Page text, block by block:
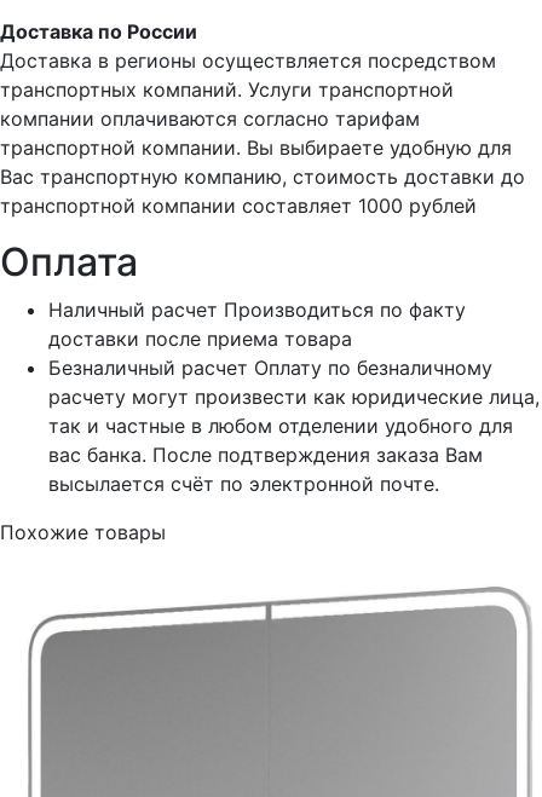
Доставка по России
Доставка в регионы осуществляется посредством
транспортных компаний. Услуги транспортной
компании оплачиваются согласно тарифам
транспортной компании. Вы выбираете удобную для
Вас транспортную компанию, стоимость доставки до
транспортной компании составляет 1000 рублей
Оплата
Наличный расчет Производиться по факту
доставки после приема товара
Безналичный расчет Оплату по безналичному
расчету могут произвести как юридические лица,
так и частные в любом отделении удобного для
вас банка. После подтверждения заказа Вам
высылается счёт по электронной почте.
Похожие товары